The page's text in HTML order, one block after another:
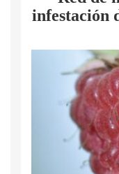
infestación